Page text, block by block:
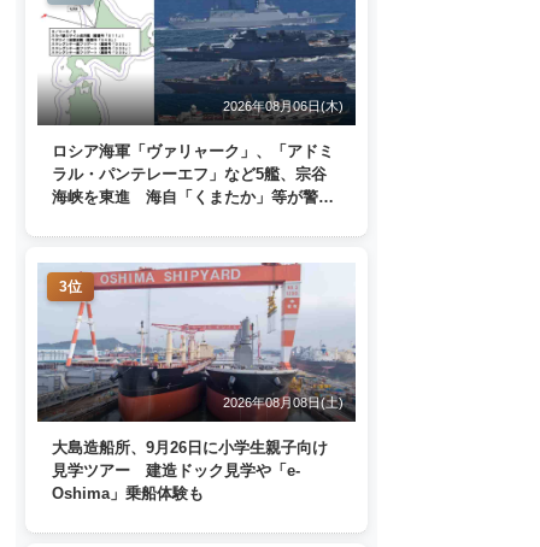
2026年08月06日(木)
ロシア海軍「ヴァリャーク」、「アドミ
ラル・パンテレーエフ」など5艦、宗谷
海峡を東進 海自「くまたか」等が警戒
3位
2026年08月08日(土)
大島造船所、9月26日に小学生親子向け
見学ツアー 建造ドック見学や「e-
Oshima」乗船体験も